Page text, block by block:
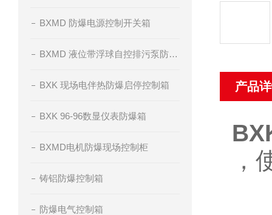
BXMD 防爆电源控制开关箱
BXMD 液位带浮球自控排污泵防爆控制箱
BXK 现场电伴热防爆启停控制箱
BXK 96-96数显仪表防爆箱
BXMD电机防爆现场控制柜
铸铝防爆控制箱
防爆电气控制箱
产品
，